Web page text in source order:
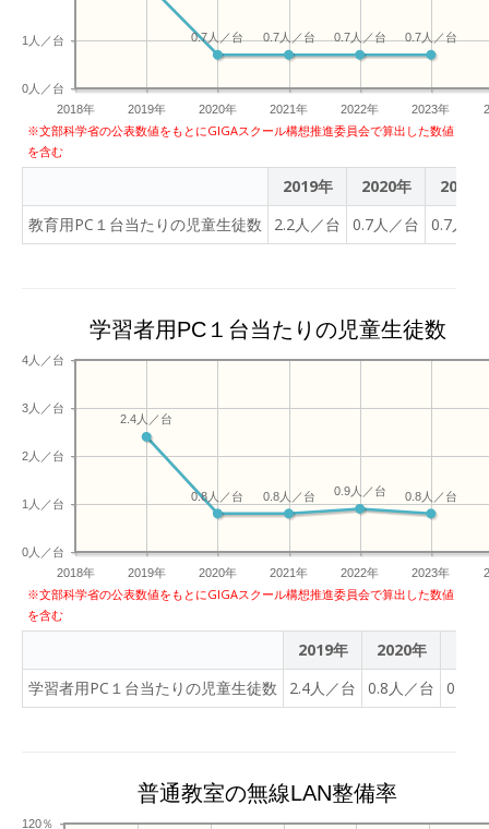
2018年 2019年 2020年 2021年 2022年 2023年
0人／台
1人／台 0.7人／台
0.7人／台
0.7人／台
0.7人／台
※文部科学省の公表数値をもとにGIGAスクール構想推進委員会で算出した数値
を含む
2019年 2020年
2021年
教育用PC１台当たりの児童生徒数
2.2人／台 0.7人／台 0.7人／
学習者用PC１台当たりの児童生徒数
2018年 2019年 2020年 2021年 2022年 2023年
0人／台
1人／台
2人／台
3人／台
4人／台
0.8人／台
0.9人／台
0.8人／台
0.8人／台
2.4人／台
※文部科学省の公表数値をもとにGIGAスクール構想推進委員会で算出した数値
を含む
2019年 2020年
学習者用PC１台当たりの児童生徒数
2.4人／台 0.8人／台 0.8人
普通教室の無線LAN整備率
120％